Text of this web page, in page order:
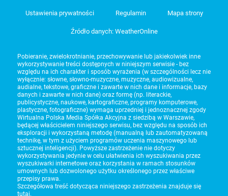
Ustawienia prywatności Regulamin Mapa strony
Źródło danych: WeatherOnline
Pobieranie, zwielokrotnianie, przechowywanie lub jakiekolwiek inne
wykorzystywanie treści dostępnych w niniejszym serwisie - bez
względu na ich charakter i sposób wyrażenia (w szczególności lecz nie
wyłącznie: słowne, słowno-muzyczne, muzyczne, audiowizualne,
audialne, tekstowe, graficzne i zawarte w nich dane i informacje, bazy
danych i zawarte w nich dane) oraz formę (np. literackie,
publicystyczne, naukowe, kartograficzne, programy komputerowe,
plastyczne, fotograficzne) wymaga uprzedniej i jednoznacznej zgody
Wirtualna Polska Media Spółka Akcyjna z siedzibą w Warszawie,
będącej właścicielem niniejszego serwisu, bez względu na sposób ich
eksploracji i wykorzystaną metodę (manualną lub zautomatyzowaną
technikę, w tym z użyciem programów uczenia maszynowego lub
sztucznej inteligencji). Powyższe zastrzeżenie nie dotyczy
wykorzystywania jedynie w celu ułatwienia ich wyszukiwania przez
wyszukiwarki internetowe oraz korzystania w ramach stosunków
umownych lub dozwolonego użytku określonego przez właściwe
przepisy prawa.
Szczegółowa treść dotycząca niniejszego zastrzeżenia znajduje się
tutaj.